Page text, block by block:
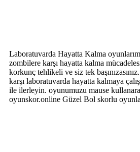
Laboratuvarda Hayatta Kalma
zombilere karşı hayatta kalma
korkunç tehlikeli ve siz tek
karşı laboratuvarda hayatta kalmaya
ile ilerleyin. oyunumuzu mause
oyunskor.online Güzel Bol skorlu